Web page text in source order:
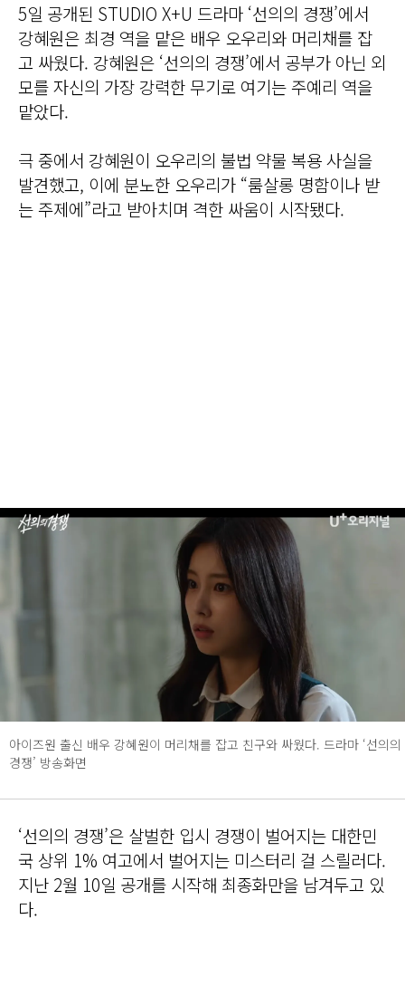
5일 공개된 STUDIO X+U 드라마 ‘선의의 경쟁’에서
강혜원은 최경 역을 맡은 배우 오우리와 머리채를 잡
고 싸웠다. 강혜원은 ‘선의의 경쟁’에서 공부가 아닌 외
모를 자신의 가장 강력한 무기로 여기는 주예리 역을
맡았다.
극 중에서 강혜원이 오우리의 불법 약물 복용 사실을
발견했고, 이에 분노한 오우리가 “룸살롱 명함이나 받
는 주제에”라고 받아치며 격한 싸움이 시작됐다.
아이즈원 출신 배우 강혜원이 머리채를 잡고 친구와 싸웠다. 드라마 ‘선의의
경쟁’ 방송화면
‘선의의 경쟁’은 살벌한 입시 경쟁이 벌어지는 대한민
국 상위 1% 여고에서 벌어지는 미스터리 걸 스릴러다.
지난 2월 10일 공개를 시작해 최종화만을 남겨두고 있
다.